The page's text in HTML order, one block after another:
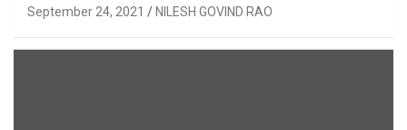
September 24, 2021 NILESH GOVIND RAO